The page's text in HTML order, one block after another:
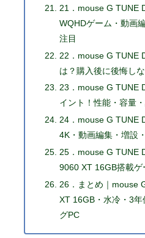
21．mouse G TUNE
WQHDゲーム・動画
注目
22．mouse G TUNE
は？購入後に後悔し
23．mouse G TUNE
イント！性能・容量
24．mouse G TUNE
4K・動画編集・増設
25．mouse G TUNE
9060 XT 16GB搭載ゲ
26．まとめ｜mouse
XT 16GB・水冷・3
グPC